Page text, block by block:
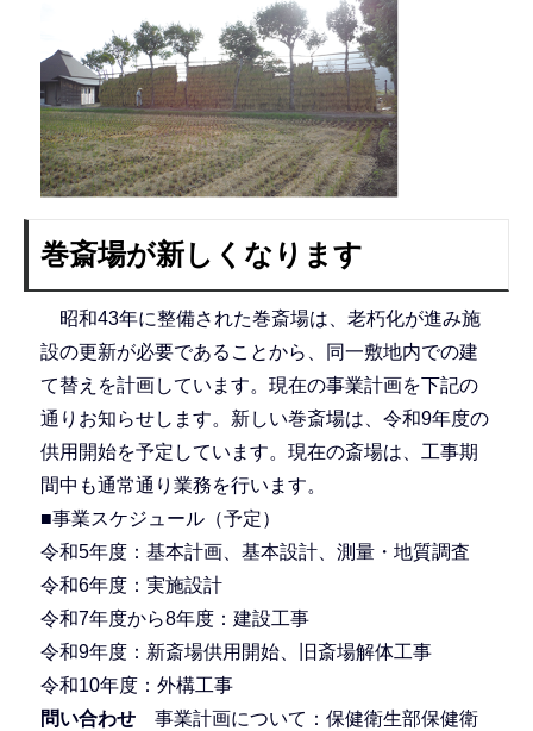
巻斎場が新しくなります
昭和43年に整備された巻斎場は、老朽化が進み施
設の更新が必要であることから、同一敷地内での建
て替えを計画しています。現在の事業計画を下記の
通りお知らせします。新しい巻斎場は、令和9年度の
供用開始を予定しています。現在の斎場は、工事期
間中も通常通り業務を行います。
■事業スケジュール（予定）
令和5年度：基本計画、基本設計、測量・地質調査
令和6年度：実施設計
令和7年度から8年度：建設工事
令和9年度：新斎場供用開始、旧斎場解体工事
令和10年度：外構工事
問い合わせ事業計画について：保健衛生部保健衛